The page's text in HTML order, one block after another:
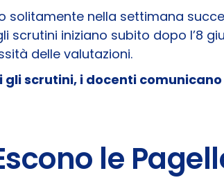
solitamente nella settimana
scrutini iniziano subito dopo l’8
delle valutazioni.
gli scrutini, i docenti
le